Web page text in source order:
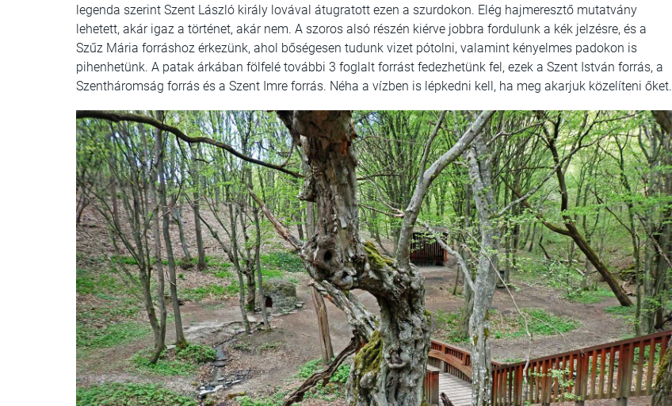
legenda szerint Szent László király lovával átugratott ezen a szurdokon. Elég hajmeresztő mutatvány
lehetett, akár igaz a történet, akár nem. A szoros alsó részén kiérve jobbra fordulunk a kék jelzésre, és a
Szűz Mária forráshoz érkezünk, ahol bőségesen tudunk vizet pótolni, valamint kényelmes padokon is
pihenhetünk. A patak árkában fölfelé további 3 foglalt forrást fedezhetünk fel, ezek a Szent István forrás, a
Szentháromság forrás és a Szent Imre forrás. Néha a vízben is lépkedni kell, ha meg akarjuk közelíteni őket.